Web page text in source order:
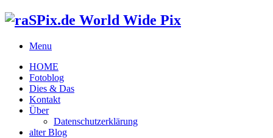
World Wide Pix
Menu
HOME
Fotoblog
Dies & Das
Kontakt
Über
Datenschutzerklärung
alter Blog